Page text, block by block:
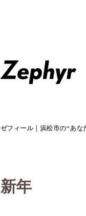
ゼフィール｜浜松市の“あな
新年